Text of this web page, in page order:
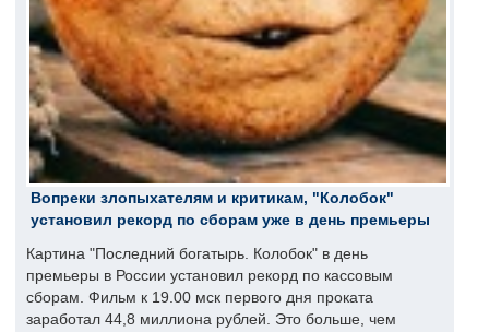
Вопреки злопыхателям и критикам, "Колобок"
установил рекорд по сборам уже в день премьеры
Картина "Последний богатырь. Колобок" в день
премьеры в России установил рекорд по кассовым
сборам. Фильм к 19.00 мск первого дня проката
заработал 44,8 миллиона рублей. Это больше, чем